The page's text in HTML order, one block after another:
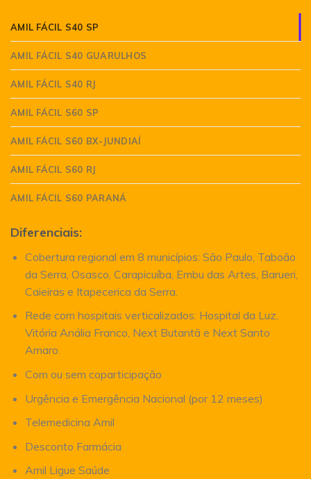
AMIL FÁCIL S40 SP
AMIL FÁCIL S40 GUARULHOS
AMIL FÁCIL S40 RJ
AMIL FÁCIL S60 SP
AMIL FÁCIL S60 BX-JUNDIAÍ
AMIL FÁCIL S60 RJ
AMIL FÁCIL S60 PARANÁ
Diferenciais:
Cobertura regional em 8 municípios: São Paulo, Taboão
da Serra, Osasco, Carapicuíba, Embu das Artes, Barueri,
Caieiras e Itapecerica da Serra.
Rede com hospitais verticalizados: Hospital da Luz,
Vitória Anália Franco, Next Butantã e Next Santo
Amaro.
Com ou sem coparticipação
Urgência e Emergência Nacional (por 12 meses)
Telemedicina Amil
Desconto Farmácia
Amil Ligue Saúde